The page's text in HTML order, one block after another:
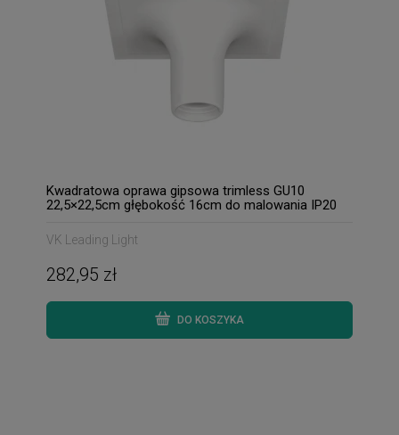
Kwadratowa oprawa gipsowa trimless GU10
22,5×22,5cm głębokość 16cm do malowania IP20
VK Leading Light
282,95 zł
DO KOSZYKA